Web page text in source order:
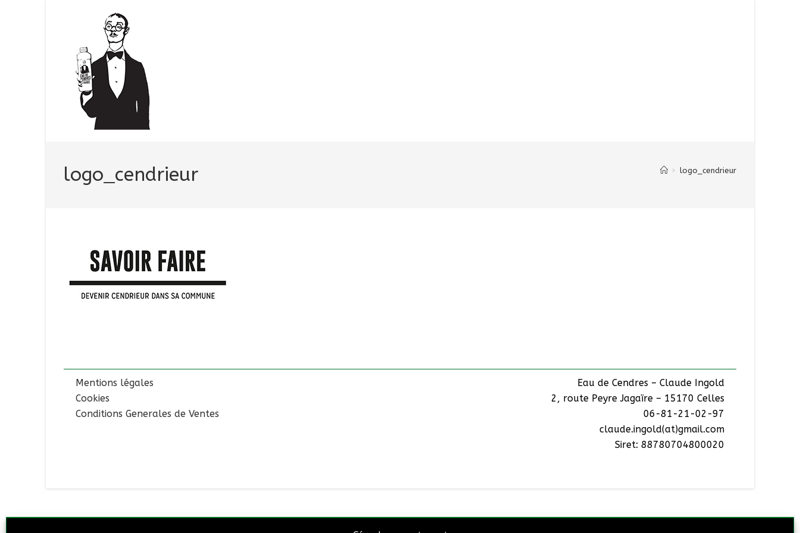
logo_cendrieur > logo_cendrieur
Mentions légales
Cookies
Conditions Generales de Ventes
Eau de Cendres – Claude Ingold
2, route Peyre Jagaïre – 15170 Celles
06-81-21-02-97
claude.ingold(at)gmail.com
Siret: 88780704800020